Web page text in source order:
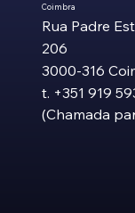
Coimbra
Rua Padre
206
3000-316
t. +351 919
(Chamada